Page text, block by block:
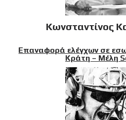
Κωνσταντίνος
Επαναφορά ελέγχων σε
Κράτη – Μέλη